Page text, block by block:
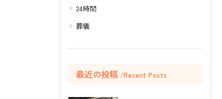
24時間
葬儀
最近の投稿 Recent Posts